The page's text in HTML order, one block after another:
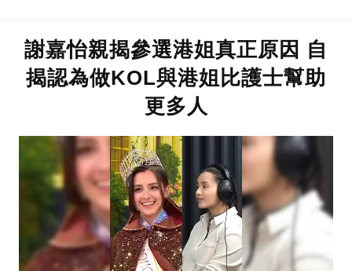
謝嘉怡親揭參選港姐真正原因 自
揭認為做KOL與港姐比護士幫助
更多人